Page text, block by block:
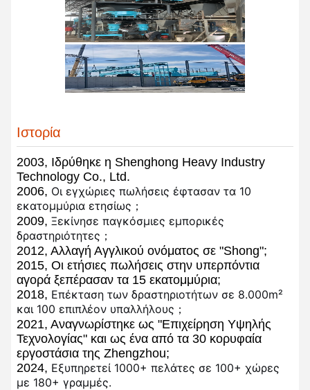
Ιστορία
2003, Ιδρύθηκε η Shenghong Heavy Industry
Technology Co., Ltd.
2006, Οι εγχώριες πωλήσεις έφτασαν τα 10
εκατομμύρια ετησίως；
2009, Ξεκίνησε παγκόσμιες εμπορικές
δραστηριότητες；
2012, Αλλαγή Αγγλικού ονόματος σε "Shong";
2015, Οι ετήσιες πωλήσεις στην υπερπόντια
αγορά ξεπέρασαν τα 15 εκατομμύρια;
2018, Επέκταση των δραστηριοτήτων σε 8.000m²
και 100 επιπλέον υπαλλήλους；
2021, Αναγνωρίστηκε ως "Επιχείρηση Υψηλής
Τεχνολογίας" και ως ένα από τα 30 κορυφαία
εργοστάσια της Zhengzhou;
2024, Εξυπηρετεί 1000+ πελάτες σε 100+ χώρες
με 180+ γραμμές.